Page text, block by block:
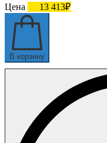
Цена
13 413₽
В корзину